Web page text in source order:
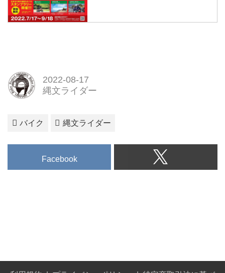
2022-08-17
縄文ライダー
バイク 縄文ライダー
Facebook